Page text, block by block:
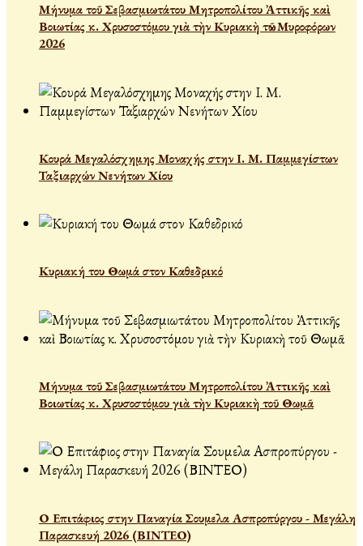
Μήνυμα τοῦ Σεβασμιωτάτου Μητροπολίτου Ἀττικῆς καὶ
Βοιωτίας κ. Χρυσοστόμου γιὰ τὴν Κυριακὴ τῶν Μυροφόρων
2026
Κουρά Μεγαλόσχημης Μοναχής στην Ι. Μ. Παμμεγίστων
Ταξιαρχών Νενήτων Χίου
Κυριακή του Θωμά στον Καθεδρικό
Μήνυμα τοῦ Σεβασμιωτάτου Μητροπολίτου Ἀττικῆς καὶ
Βοιωτίας κ. Χρυσοστόμου γιὰ τὴν Κυριακὴ τοῦ Θωμᾶ
Ο Επιτάφιος στην Παναγία Σουμελα Ασπροπύργου - Μεγάλη
Παρασκευή 2026 (ΒΙΝΤΕΟ)